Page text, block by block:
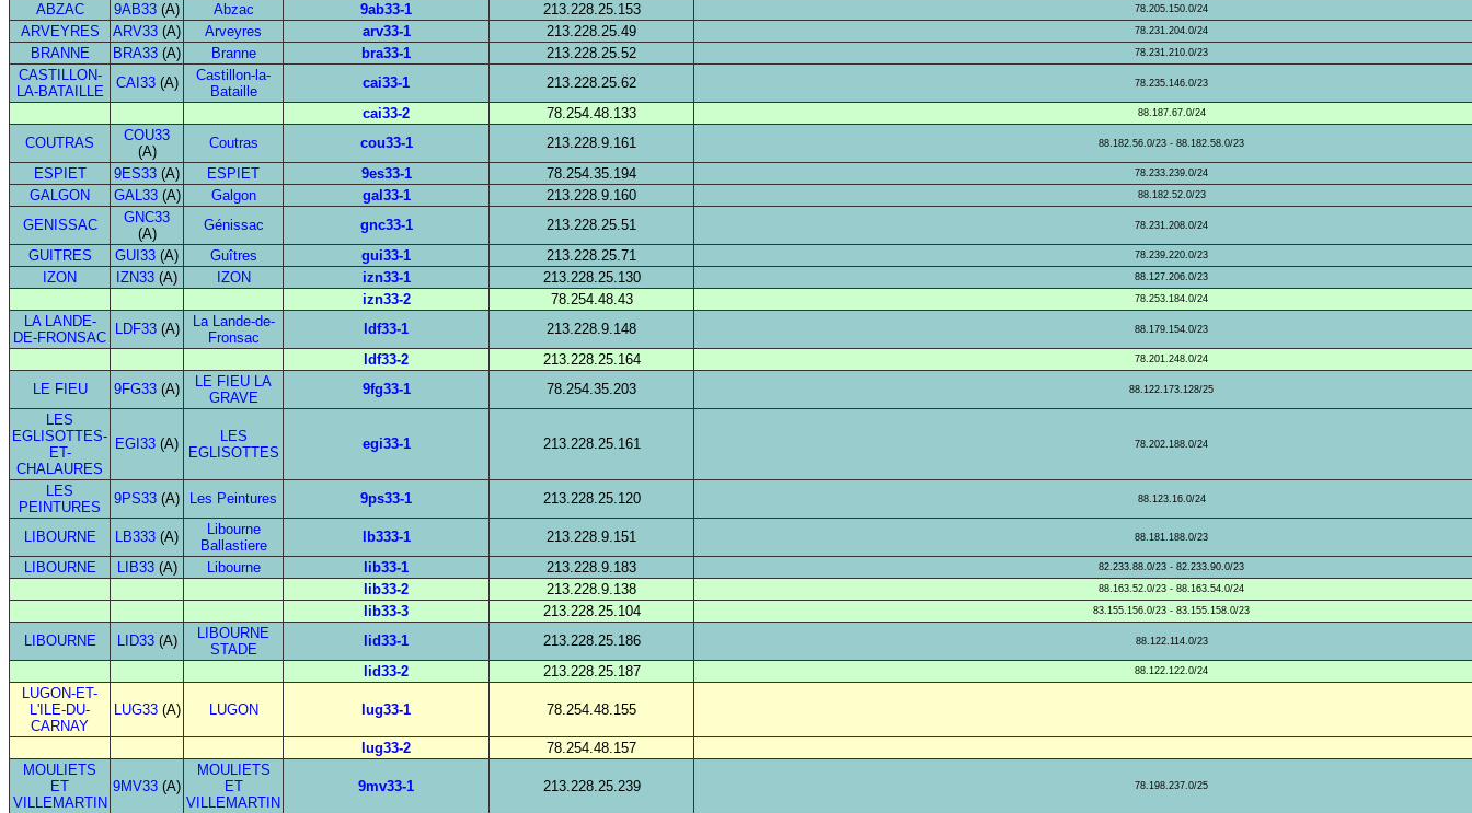
ABZAC 9AB33 (A) Abzac 9ab33-1 213.228.25.153 78.205.150.0/24
ARVEYRES ARV33 (A) Arveyres arv33-1 213.228.25.49 78.231.204.0/24
BRANNE BRA33 (A) Branne bra33-1 213.228.25.52 78.231.210.0/23
CASTILLON-
LA-BATAILLE
CAI33(A)
Castillon-la-
Bataille
cai33-1 213.228.25.62 78.235.146.0/23
cai33-2 78.254.48.133 88.187.67.0/24
COUTRAS
COU33
(A)
Coutras cou33-1 213.228.9.161 88.182.56.0/23 - 88.182.58.0/23
ESPIET 9ES33 (A) ESPIET 9es33-1 78.254.35.194 78.233.239.0/24
GALGON GAL33(A) Galgon gal33-1 213.228.9.160 88.182.52.0/23
GENISSAC
GNC33
(A)
Génissac gnc33-1 213.228.25.51 78.231.208.0/24
GUITRES GUI33 (A) Guîtres gui33-1 213.228.25.71 78.239.220.0/23
IZON IZN33 (A) IZON izn33-1 213.228.25.130 88.127.206.0/23
izn33-2 78.254.48.43 78.253.184.0/24
LA LANDE-
DE-FRONSAC
LDF33(A)
La Lande-de-
Fronsac
ldf33-1 213.228.9.148 88.179.154.0/23
ldf33-2 213.228.25.164 78.201.248.0/24
LE FIEU 9FG33 (A)
LE FIEU LA
GRAVE
9fg33-1 78.254.35.203 88.122.173.128/25
LES
EGLISOTTES-
ET-
CHALAURES
EGI33 (A)
LES
EGLISOTTES
egi33-1 213.228.25.161 78.202.188.0/24
LES
PEINTURES
9PS33 (A) Les Peintures 9ps33-1 213.228.25.120 88.123.16.0/24
LIBOURNE LB333 (A)
Libourne
Ballastiere
lb333-1 213.228.9.151 88.181.188.0/23
LIBOURNE LIB33(A) Libourne lib33-1 213.228.9.183 82.233.88.0/23 - 82.233.90.0/23
lib33-2 213.228.9.138 88.163.52.0/23 - 88.163.54.0/24
lib33-3 213.228.25.104 83.155.156.0/23 - 83.155.158.0/23
LIBOURNE LID33(A)
LIBOURNE
STADE
lid33-1 213.228.25.186 88.122.114.0/23
lid33-2 213.228.25.187 88.122.122.0/24
LUGON-ET-
L'ILE-DU-
CARNAY
LUG33(A) LUGON lug33-1 78.254.48.155
lug33-2
78.254.48.157
MOULIETS
ET
VILLEMARTIN
9MV33 (A)
MOULIETS
ET
VILLEMARTIN
9mv33-1 213.228.25.239 78.198.237.0/25